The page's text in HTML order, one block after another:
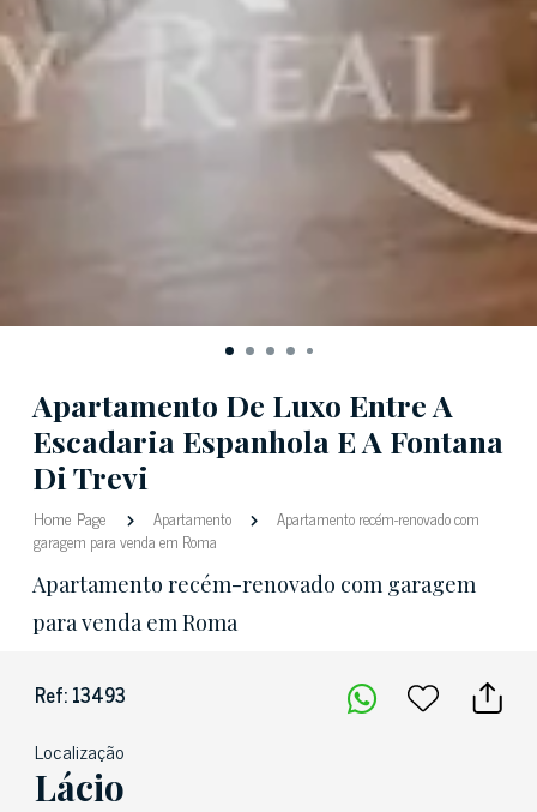
Apartamento De Luxo Entre A
Escadaria Espanhola E A Fontana
Di Trevi
Home Page Apartamento
Apartamento recém-renovado com
garagem para venda em Roma
Apartamento recém-renovado com garagem
para venda em Roma
Ref: 13493
Localização
Lácio